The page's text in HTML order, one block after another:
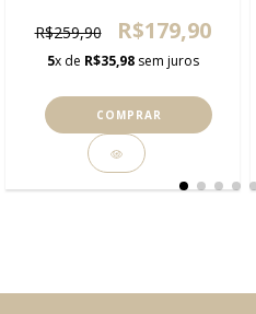
R$259,90 R$179,90
5x de R$35,98sem juros
COMPRAR